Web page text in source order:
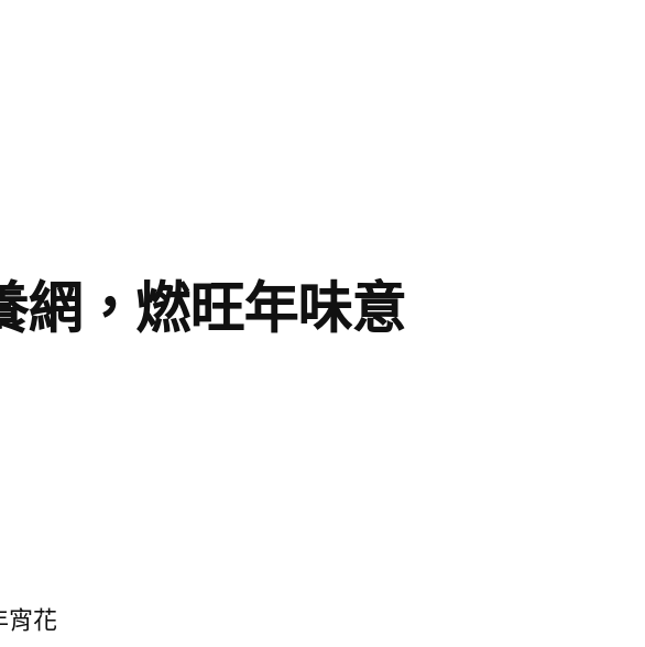
網，燃旺年味意
宵花